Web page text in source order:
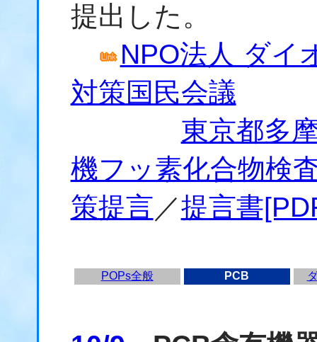
提出した。
NPO法人 ダイ
対策国民会議
東京都多
機フッ素化合物検
策提言／提言書
POPs全般 PCB